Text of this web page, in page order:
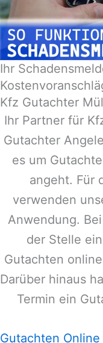
Ihr
Kfz Gutachter
Ihr Partner für
Gutachter
es um
angeht. Für
verwenden
Anwendung.
der Stelle
Gutachten
Darüber hinaus
Termin ein
Gutachten